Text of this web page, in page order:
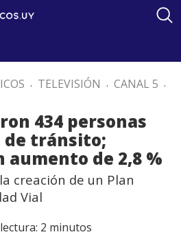
. TELEVISIÓN . CANAL 5 .
434 personas
de tránsito;
de 2,8 %
creación de un Plan
Vial
2 minutos